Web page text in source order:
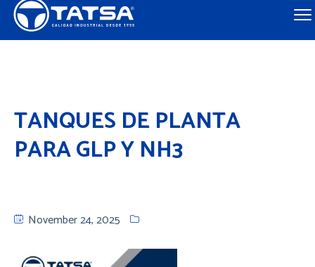
TANQUES DE PLANTA
PARA GLP Y NH3
November 24, 2025